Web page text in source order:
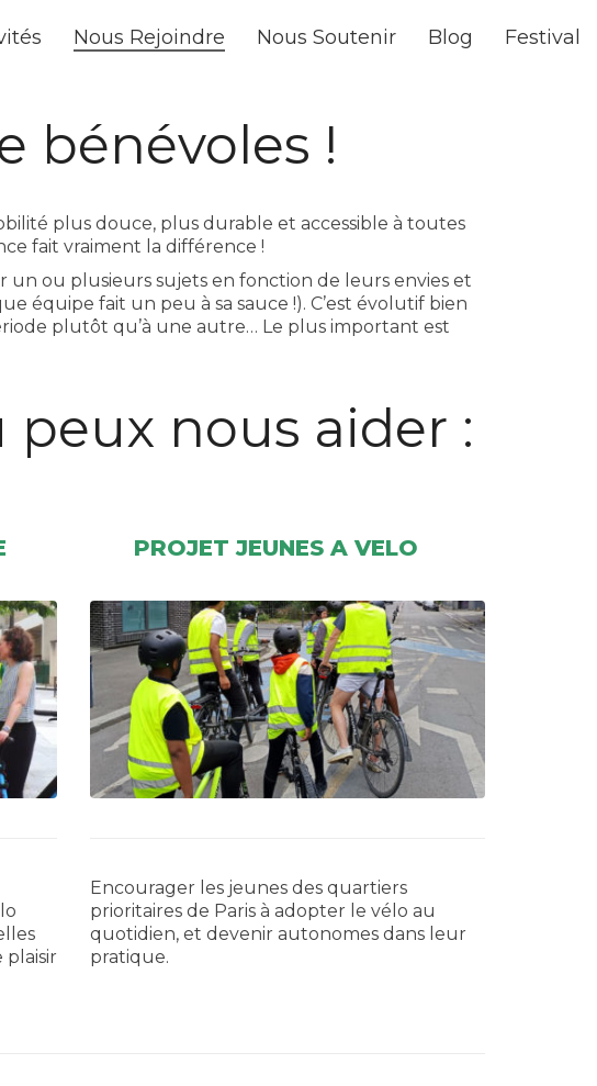
Nous Rejoindre Nous Soutenir Blog Festival
bénévoles !
plus douce, plus durable et accessible à toutes
fait vraiment la différence !
un ou plusieurs sujets en fonction de leurs envies et
équipe fait un peu à sa sauce !). C’est évolutif bien
plutôt qu’à une autre… Le plus important est
peux nous aider :
PROJET JEUNES A VELO
Encourager les jeunes des quartiers
prioritaires de Paris à adopter le vélo au
quotidien, et devenir autonomes dans leur
pratique.